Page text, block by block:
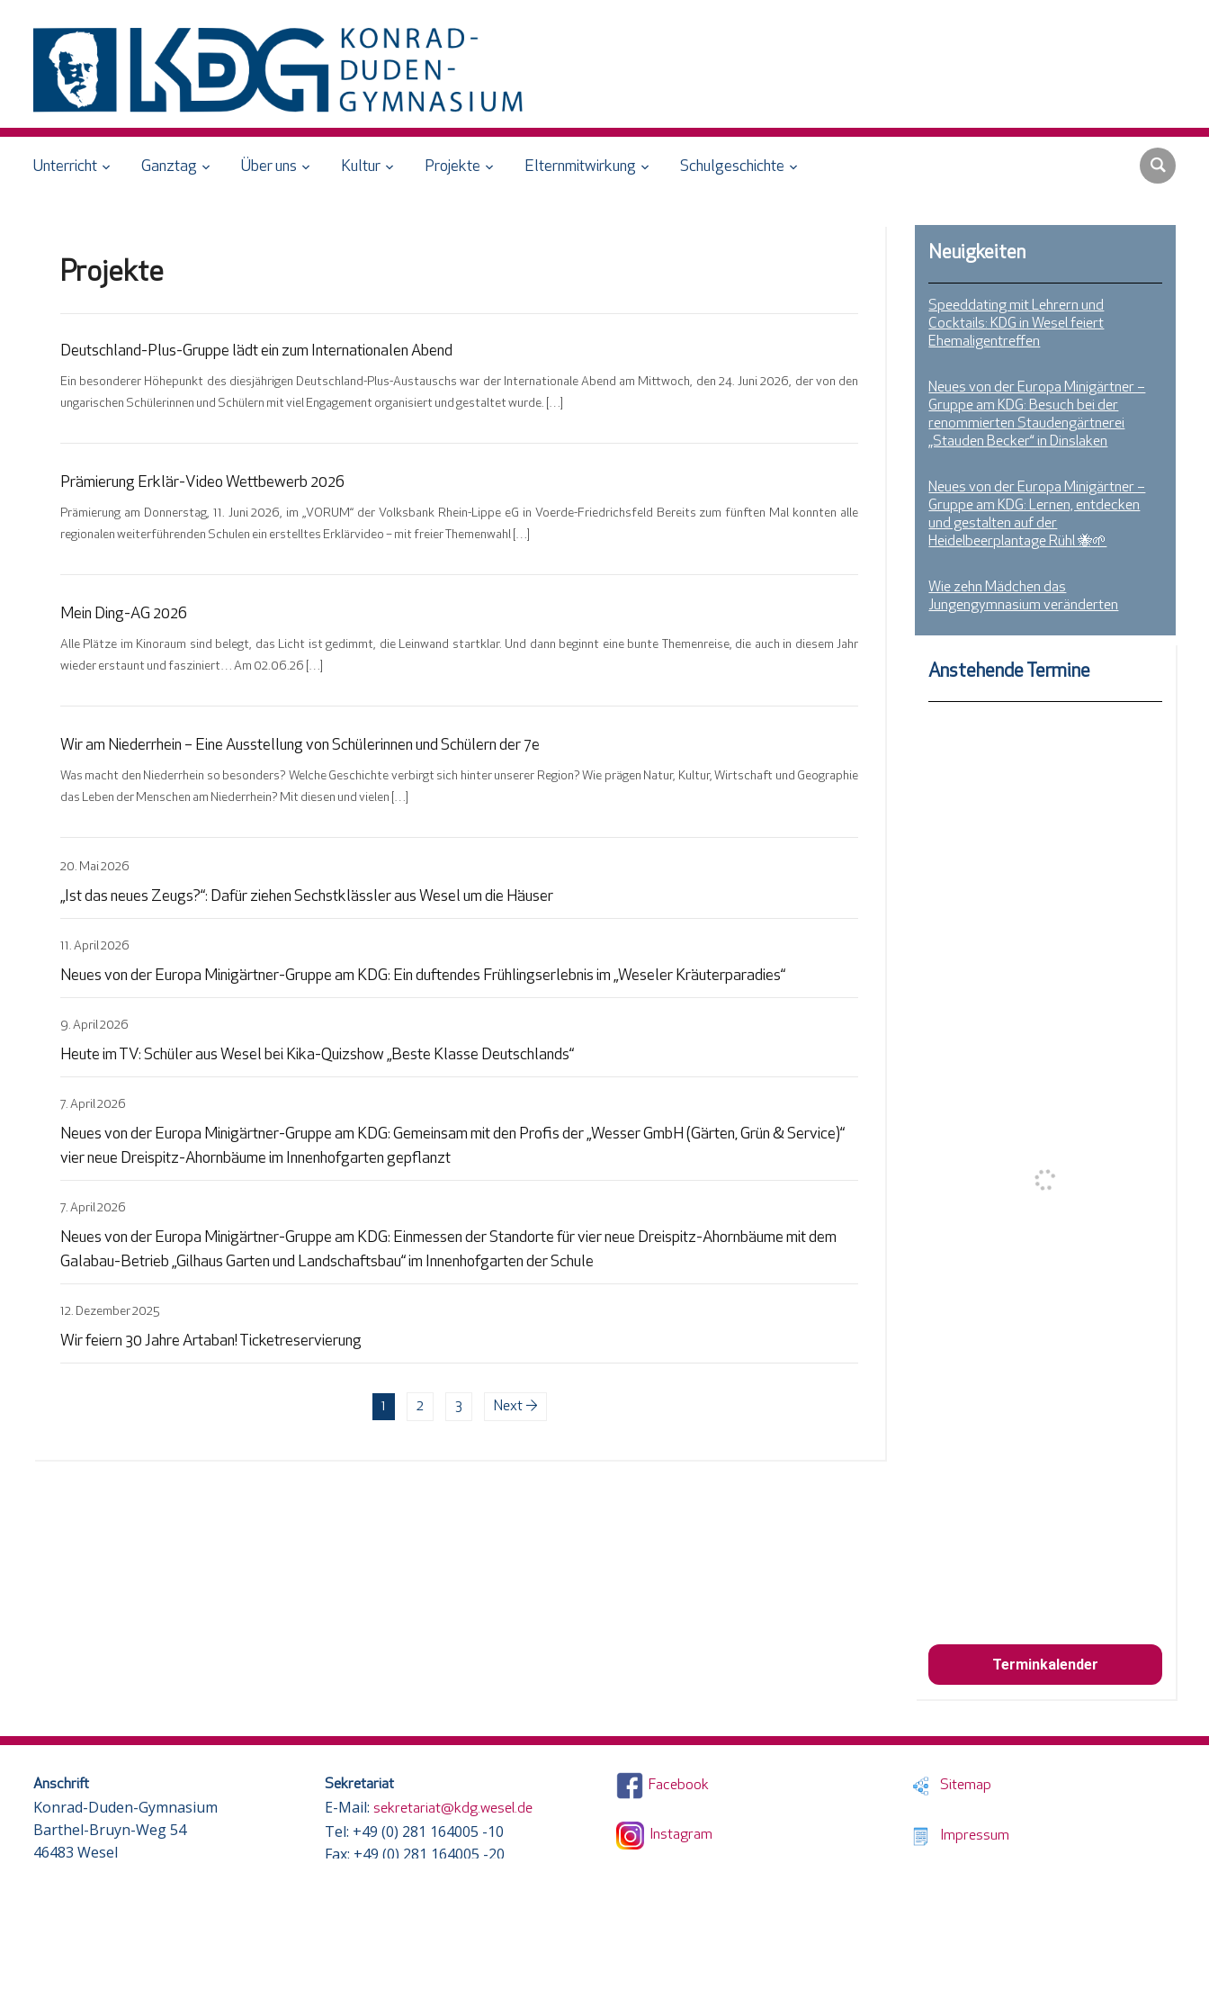
Unterricht Ganztag Über uns Kultur Projekte Elternmitwirkung Schulgeschichte
Projekte
Deutschland-Plus-Gruppe lädt ein zum Internationalen Abend
Ein besonderer Höhepunkt des diesjährigen Deutschland-Plus-Austauschs war der Internationale Abend am Mittwoch, den 24. Juni 2026, der von den
ungarischen Schülerinnen und Schülern mit viel Engagement organisiert und gestaltet wurde. […]
Prämierung Erklär-Video Wettbewerb 2026
Prämierung am Donnerstag, 11. Juni 2026, im „VORUM“ der Volksbank Rhein-Lippe eG in Voerde-Friedrichsfeld Bereits zum fünften Mal konnten alle
regionalen weiterführenden Schulen ein erstelltes Erklärvideo – mit freier Themenwahl […]
Mein Ding-AG 2026
Alle Plätze im Kinoraum sind belegt, das Licht ist gedimmt, die Leinwand startklar. Und dann beginnt eine bunte Themenreise, die auch in diesem Jahr
wieder erstaunt und fasziniert… Am 02.06.26 […]
Wir am Niederrhein – Eine Ausstellung von Schülerinnen und Schülern der 7e
Was macht den Niederrhein so besonders? Welche Geschichte verbirgt sich hinter unserer Region? Wie prägen Natur, Kultur, Wirtschaft und Geographie
das Leben der Menschen am Niederrhein? Mit diesen und vielen […]
20. Mai 2026
„Ist das neues Zeugs?“: Dafür ziehen Sechstklässler aus Wesel um die Häuser
11. April 2026
Neues von der Europa Minigärtner-Gruppe am KDG: Ein duftendes Frühlingserlebnis im „Weseler Kräuterparadies“
9. April 2026
Heute im TV: Schüler aus Wesel bei Kika-Quizshow „Beste Klasse Deutschlands“
7. April 2026
Neues von der Europa Minigärtner-Gruppe am KDG: Gemeinsam mit den Profis der „Wesser GmbH (Gärten, Grün & Service)“
vier neue Dreispitz-Ahornbäume im Innenhofgarten gepflanzt
7. April 2026
Neues von der Europa Minigärtner-Gruppe am KDG: Einmessen der Standorte für vier neue Dreispitz-Ahornbäume mit dem
Galabau-Betrieb „Gilhaus Garten und Landschaftsbau“ im Innenhofgarten der Schule
12. Dezember 2025
Wir feiern 30 Jahre Artaban! Ticketreservierung
1 2 3 Next →
Neuigkeiten
Speeddating mit Lehrern und
Cocktails: KDG in Wesel feiert
Ehemaligentreffen
Neues von der Europa Minigärtner –
Gruppe am KDG: Besuch bei der
renommierten Staudengärtnerei
„Stauden Becker“ in Dinslaken
Neues von der Europa Minigärtner –
Gruppe am KDG: Lernen, entdecken
und gestalten auf der
Heidelbeerplantage Rühl 🐝🌱
Wie zehn Mädchen das
Jungengymnasium veränderten
Anstehende Termine
Terminkalender
Anschrift
Konrad-Duden-Gymnasium
Barthel-Bruyn-Weg 54
46483 Wesel
Sekretariat
E-Mail: sekretariat@kdg.wesel.de
Tel: +49 (0) 281 164005 -10
Fax: +49 (0) 281 164005 -20
Facebook
Instagram
Sitemap
Impressum